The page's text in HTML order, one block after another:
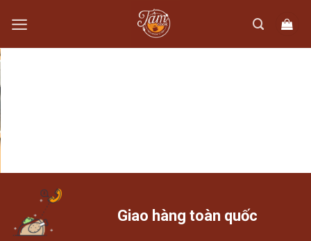
content
Giao hàng toàn quốc